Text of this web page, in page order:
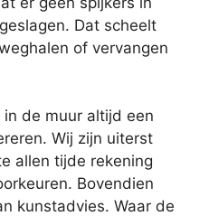
Dat scheelt
of vervangen
de muur altijd een
Wij zijn uiterst
allen tijde rekening
Bovendien
kunstadvies. Waar de